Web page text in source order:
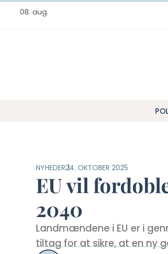
08. aug.
NYHEDER24. OKTOBER 2025
EU vil
2040
Landmændene i EU er i
tiltag for at sikre, at en ny